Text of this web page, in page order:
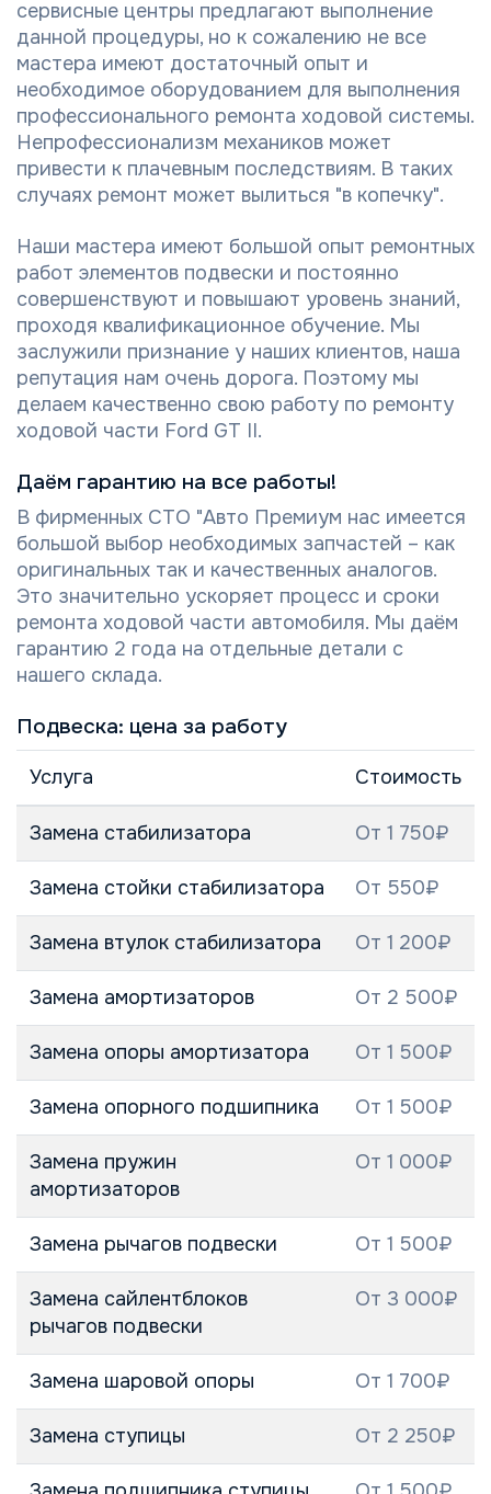
сервисные центры предлагают выполнение
данной процедуры, но к сожалению не все
мастера имеют достаточный опыт и
необходимое оборудованием для выполнения
профессионального ремонта ходовой системы.
Непрофессионализм механиков может
привести к плачевным последствиям. В таких
случаях ремонт может вылиться "в копечку".
Наши мастера имеют большой опыт ремонтных
работ элементов подвески и постоянно
совершенствуют и повышают уровень знаний,
проходя квалификационное обучение. Мы
заслужили признание у наших клиентов, наша
репутация нам очень дорога. Поэтому мы
делаем качественно свою работу по ремонту
ходовой части Ford GT II.
Даём гарантию на все работы!
В фирменных СТО "Авто Премиум нас имеется
большой выбор необходимых запчастей – как
оригинальных так и качественных аналогов.
Это значительно ускоряет процесс и сроки
ремонта ходовой части автомобиля. Мы даём
гарантию 2 года на отдельные детали с
нашего склада.
Подвеска: цена за работу
Услуга Стоимость
Замена стабилизатора От 1 750₽
Замена стойки стабилизатора От 550₽
Замена втулок стабилизатора От 1 200₽
Замена амортизаторов От 2 500₽
Замена опоры амортизатора От 1 500₽
Замена опорного подшипника От 1 500₽
Замена пружин
амортизаторов
От 1 000₽
Замена рычагов подвески От 1 500₽
Замена сайлентблоков
рычагов подвески
От 3 000₽
Замена шаровой опоры От 1 700₽
Замена ступицы От 2 250₽